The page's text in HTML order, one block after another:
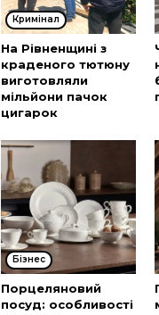
Кримінал
На Рівненщині з
краденого тютюну
виготовляли
мільйони пачок
цигарок
Бізнес
Порцеляновий
посуд: особливості